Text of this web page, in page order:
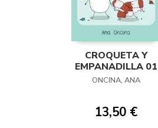
CROQUETA Y
EMPANADILLA 01
ONCINA, ANA
13,50 €